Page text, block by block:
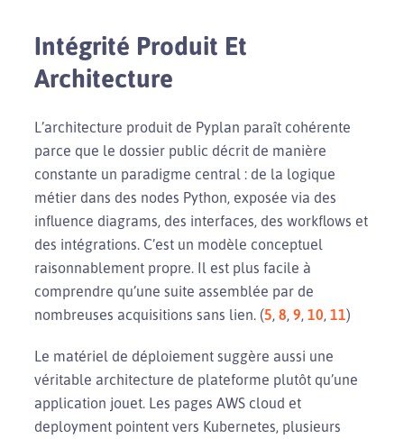
Intégrité Produit Et
Architecture
L’architecture produit de Pyplan paraît cohérente
parce que le dossier public décrit de manière
constante un paradigme central : de la logique
métier dans des nodes Python, exposée via des
influence diagrams, des interfaces, des workflows et
des intégrations. C’est un modèle conceptuel
raisonnablement propre. Il est plus facile à
comprendre qu’une suite assemblée par de
nombreuses acquisitions sans lien. (5, 8, 9, 10, 11)
Le matériel de déploiement suggère aussi une
véritable architecture de plateforme plutôt qu’une
application jouet. Les pages AWS cloud et
deployment pointent vers Kubernetes, plusieurs